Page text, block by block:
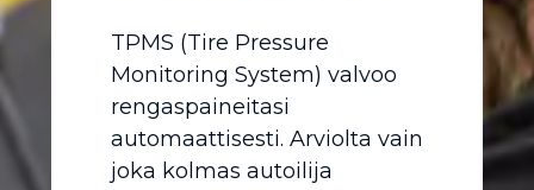
TPMS (Tire Pressure
Monitoring System) valvoo
rengaspaineitasi
automaattisesti. Arviolta vain
joka kolmas autoilija